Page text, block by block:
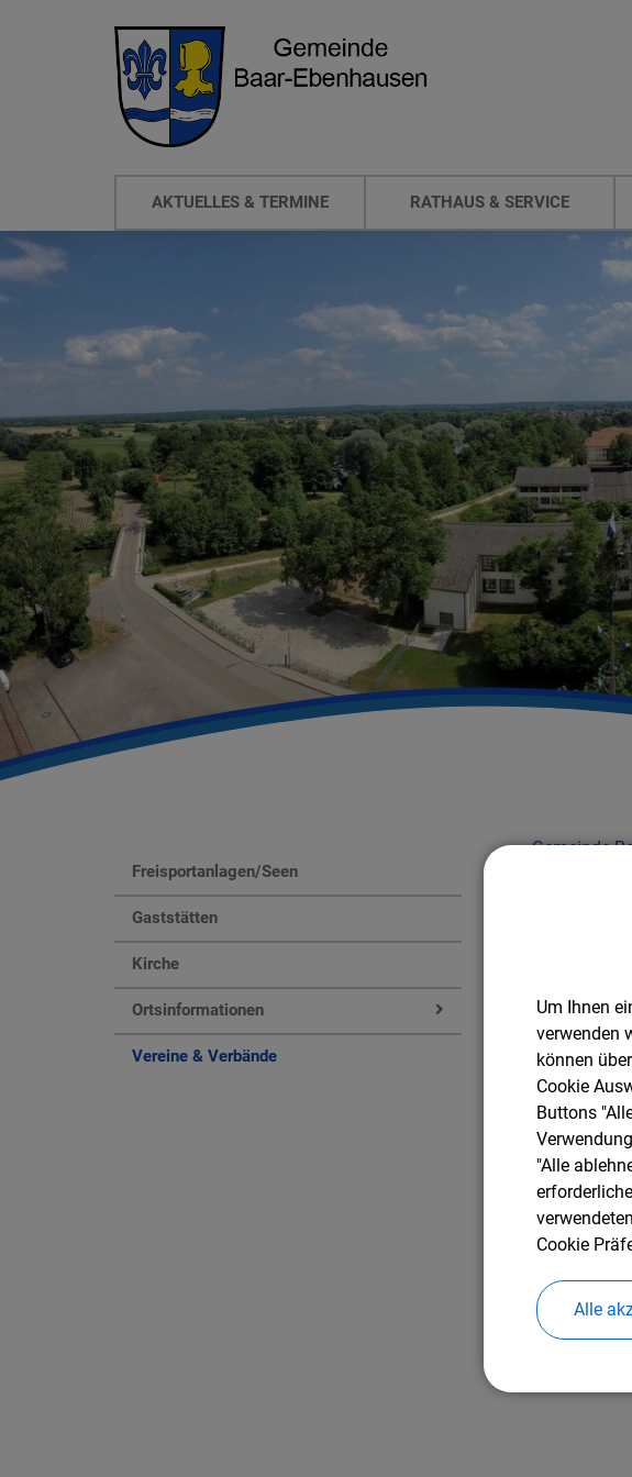
AKTUELLES & TERMINE RATHAUS & SERVICE
Freisportanlagen/Seen
Gaststätten
Kirche
Ortsinformationen
Vereine & Verbände
Gemeinde
VEREINE
Die
Herr
Anschrift
Friedenstr.13
85107Baar-
Um Ihnen
verwenden
können
Cookie
Buttons
"Alle
Cookie
Alle